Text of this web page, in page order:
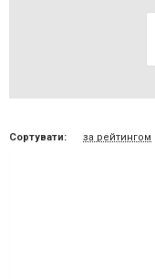
Сортувати: за рейтингом